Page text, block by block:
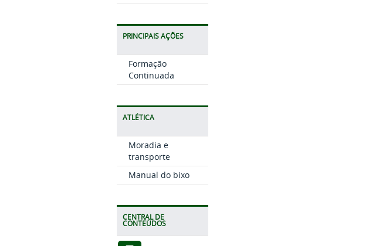
PRINCIPAIS AÇÕES
Formação
Continuada
ATLÉTICA
Moradia e
transporte
Manual do bixo
CENTRAL DE
CONTEÚDOS